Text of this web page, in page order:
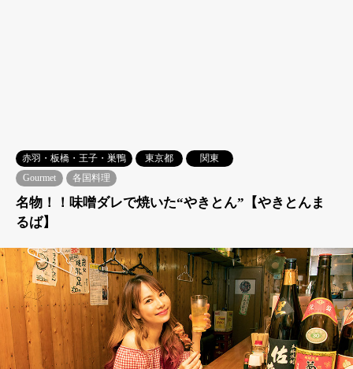
赤羽・板橋・王子・巣鴨 東京都
関東
Gourmet
各国料理
名物！！味噌ダレで焼いた“やきとん”【やきとんま
るば】